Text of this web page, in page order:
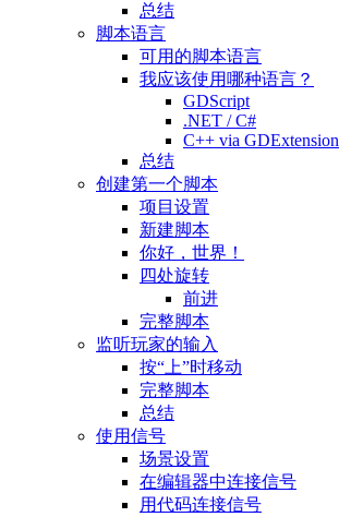
总结
脚本语言
可用的脚本语言
我应该使用哪种语言？
GDScript
.NET / C#
C++ via GDExtension
总结
创建第一个脚本
项目设置
新建脚本
你好，世界！
四处旋转
前进
完整脚本
监听玩家的输入
按“上”时移动
完整脚本
总结
使用信号
场景设置
在编辑器中连接信号
用代码连接信号